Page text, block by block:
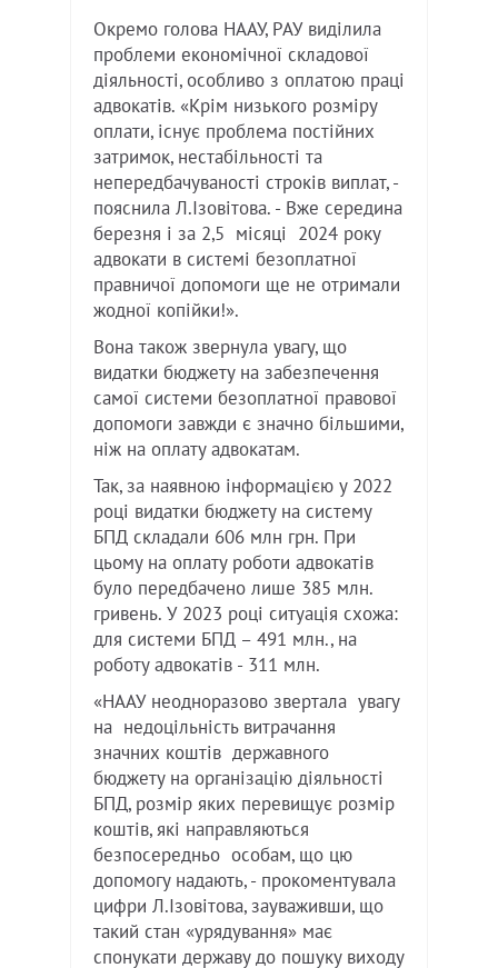
Окремо голова НААУ, РАУ виділила
проблеми економічної складової
діяльності, особливо з оплатою праці
адвокатів. «Крім низького розміру
оплати, існує проблема постійних
затримок, нестабільності та
непередбачуваності строків виплат, -
пояснила Л.Ізовітова. - Вже середина
березня і за 2,5 місяці 2024 року
адвокати в системі безоплатної
правничої допомоги ще не отримали
жодної копійки!».
Вона також звернула увагу, що
видатки бюджету на забезпечення
самої системи безоплатної правової
допомоги завжди є значно більшими,
ніж на оплату адвокатам.
Так, за наявною інформацією у 2022
році видатки бюджету на систему
БПД складали 606 млн грн. При
цьому на оплату роботи адвокатів
було передбачено лише 385 млн.
гривень. У 2023 році ситуація схожа:
для системи БПД – 491 млн., на
роботу адвокатів - 311 млн.
«НААУ неодноразово звертала увагу
на недоцільність витрачання
значних коштів державного
бюджету на організацію діяльності
БПД, розмір яких перевищує розмір
коштів, які направляються
безпосередньо особам, що цю
допомогу надають, - прокоментувала
цифри Л.Ізовітова, зауваживши, що
такий стан «урядування» має
спонукати державу до пошуку виходу